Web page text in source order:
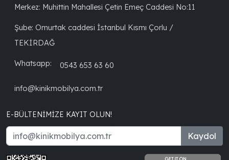
Merkez: Muhittin Mahallesi Çetin Emeç Caddesi No:11
Şube: Omurtak caddesi İstanbul Kısmı Çorlu /
TEKİRDAĞ
Whatsapp: 0543 653 63 60
info@kinikmobilya.com.tr
E-BÜLTENIMIZE KAYIT OLUN!
Kaydol